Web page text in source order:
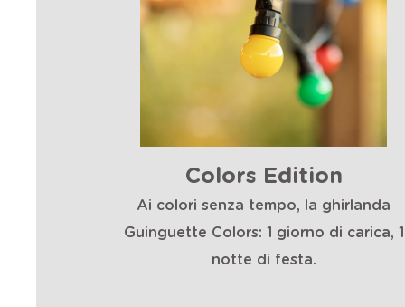
Colors Edition
Ai colori senza tempo, la ghirlanda
Guinguette Colors: 1 giorno di carica, 1
notte di festa.